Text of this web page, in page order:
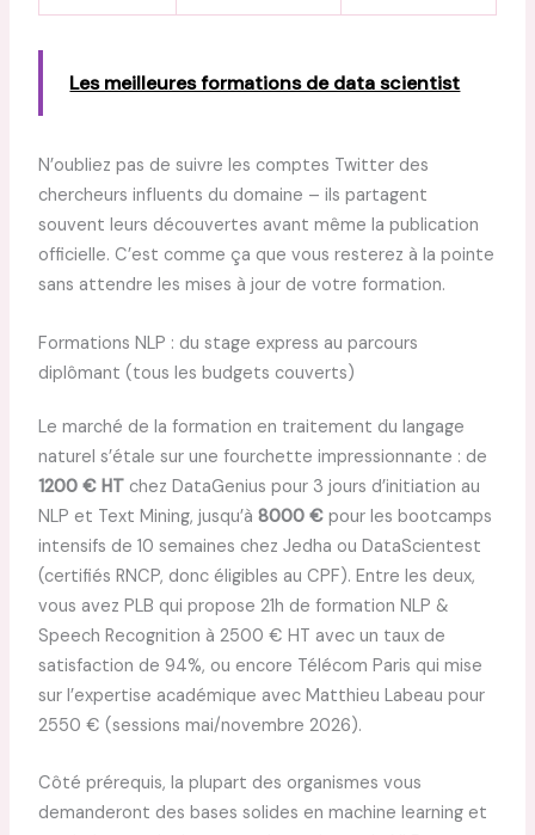
Les meilleures formations de data scientist
N’oubliez pas de suivre les comptes Twitter des
chercheurs influents du domaine – ils partagent
souvent leurs découvertes avant même la publication
officielle. C’est comme ça que vous resterez à la pointe
sans attendre les mises à jour de votre formation.
Formations NLP : du stage express au parcours
diplômant (tous les budgets couverts)
Le marché de la formation en traitement du langage
naturel s’étale sur une fourchette impressionnante : de
1200 € HTchez DataGenius pour 3 jours d’initiation au
NLP et Text Mining, jusqu’à 8000 €pour les bootcamps
intensifs de 10 semaines chez Jedha ou DataScientest
(certifiés RNCP, donc éligibles au CPF). Entre les deux,
vous avez PLB qui propose 21h de formation NLP &
Speech Recognition à 2500 € HT avec un taux de
satisfaction de 94%, ou encore Télécom Paris qui mise
sur l’expertise académique avec Matthieu Labeau pour
2550 € (sessions mai/novembre 2026).
Côté prérequis, la plupart des organismes vous
demanderont des bases solides en machine learning et